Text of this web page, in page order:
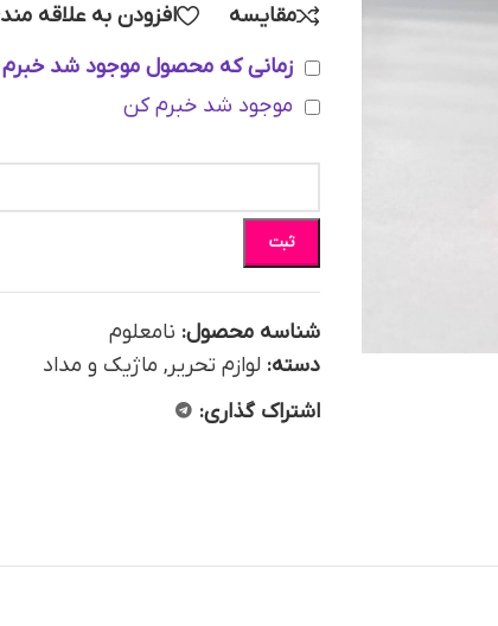
مقایسه
افزودن به علاقه
زمانی که محصول موجود شد
موجود شد خبرم کن
ثبت
شناسه محصول: نامعلوم
دسته: لوازم تحریر, ماژیک و مداد
اشتراک گذاری: